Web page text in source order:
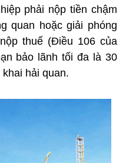
phải nộp tiền chậm
quan hoặc giải phóng
thuế (Điều 106 của
bảo lãnh tối đa là 30
hải quan.